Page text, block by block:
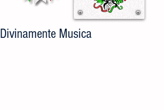
Divinamente Musica